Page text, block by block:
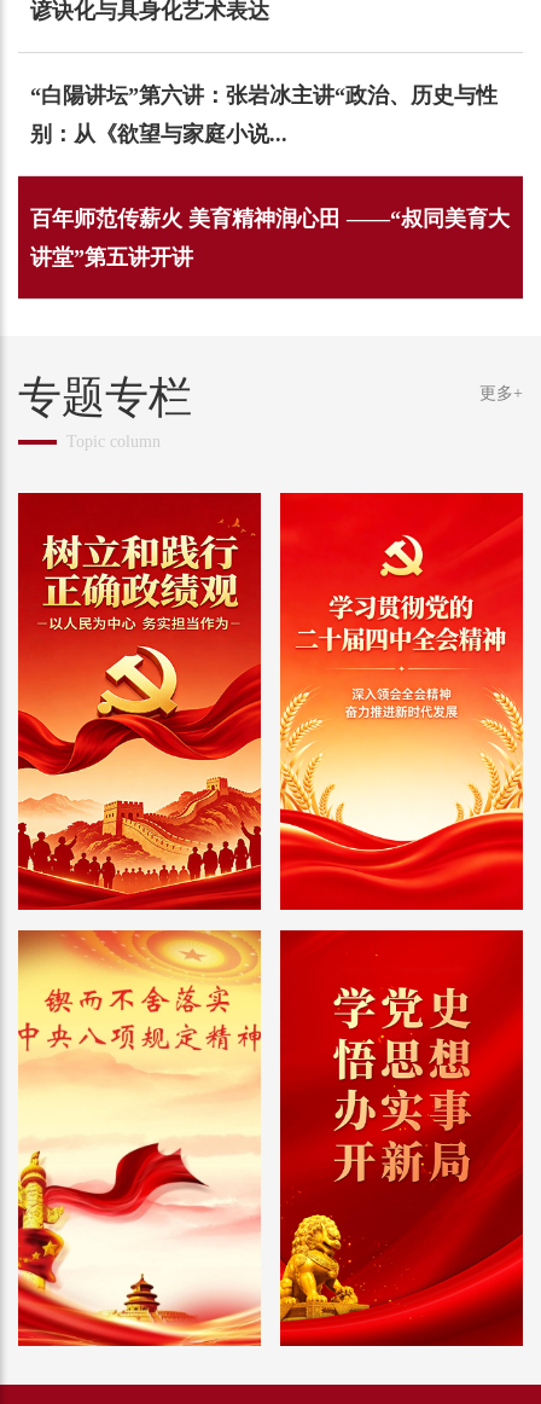
谚诀化与具身化艺术表达
“白陽讲坛”第六讲：张岩冰主讲“政治、历史与性
别：从《欲望与家庭小说...
百年师范传薪火 美育精神润心田 ——“叔同美育大
讲堂”第五讲开讲
专题专栏 更多+